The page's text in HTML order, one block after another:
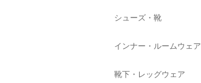
シューズ・靴
インナー・ルームウェア
靴下・レッグウェア